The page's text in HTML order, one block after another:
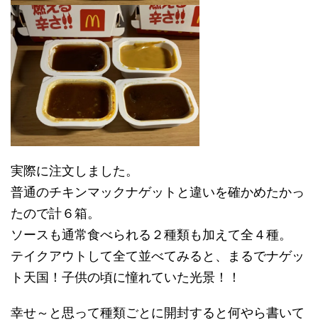
実際に注文しました。
普通のチキンマックナゲットと違いを確かめたかっ
たので計６箱。
ソースも通常食べられる２種類も加えて全４種。
テイクアウトして全て並べてみると、まるでナゲッ
ト天国！子供の頃に憧れていた光景！！
幸せ～と思って種類ごとに開封すると何やら書いて